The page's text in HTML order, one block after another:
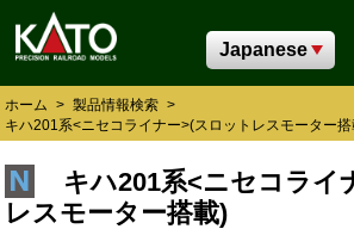
ホーム > 製品情報検索 >
キハ201系<ニセコライナー>(スロットレスモーター
キハ201系<ニセコライ
レスモーター搭載)